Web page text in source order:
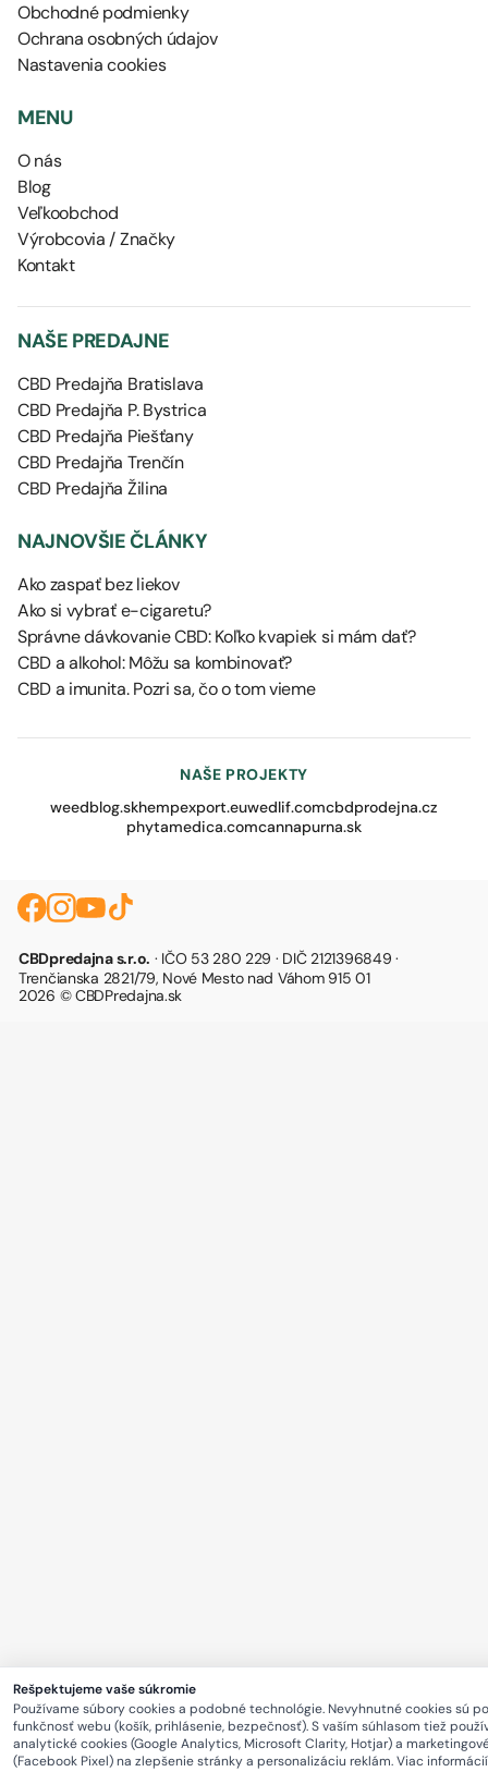
Obchodné podmienky
Ochrana osobných údajov
Nastavenia cookies
MENU
O nás
Blog
Veľkoobchod
Výrobcovia / Značky
Kontakt
NAŠE PREDAJNE
CBD Predajňa Bratislava
CBD Predajňa P. Bystrica
CBD Predajňa Piešťany
CBD Predajňa Trenčín
CBD Predajňa Žilina
NAJNOVŠIE ČLÁNKY
Ako zaspať bez liekov
Ako si vybrať e-cigaretu?
Správne dávkovanie CBD: Koľko kvapiek si mám dať?
CBD a alkohol: Môžu sa kombinovať?
CBD a imunita. Pozri sa, čo o tom vieme
NAŠE PROJEKTY
weedblog.skhempexport.euwedlif.comcbdprodejna.cz
phytamedica.comcannapurna.sk
CBDpredajna s.r.o. · IČO 53 280 229 · DIČ 2121396849 ·
Trenčianska 2821/79, Nové Mesto nad Váhom 915 01
2026 © CBDPredajna.sk
Rešpektujeme vaše súkromie
Používame súbory cookies a podobné technológie. Nevyhnutné cookies sú
funkčnosť webu (košík, prihlásenie, bezpečnosť). S vaším súhlasom tiež
analytické cookies (Google Analytics, Microsoft Clarity, Hotjar) a
(Facebook Pixel) na zlepšenie stránky a personalizáciu reklám. Viac